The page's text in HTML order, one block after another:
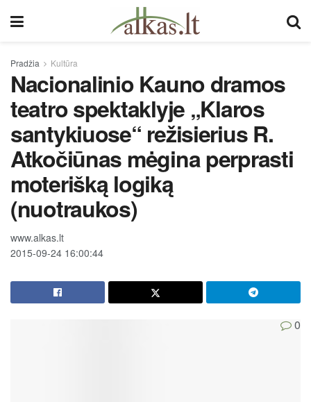
Pradžia Kultūra
Nacionalinio Kauno dramos
teatro spektaklyje „Klaros
santykiuose“ režisierius R.
Atkočiūnas mėgina perprasti
moterišką logiką
(nuotraukos)
www.alkas.lt
2015-09-24 16:00:44
0